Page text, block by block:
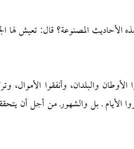
"قيل لابن المبارك: هذه الأحاديث المصنوعة؟ قال:
والبلدان، وأنفقوا الأموال،
الأيام ـ بل والشهورـ من أجل أن